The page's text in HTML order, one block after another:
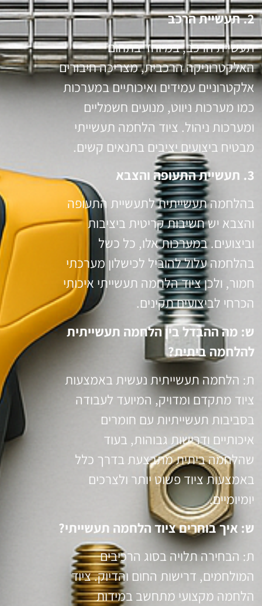
2. תעשיית הרכב
תעשיית הרכב, במיוחד בתחום
האלקטרוניקה הרכבית, מצריכה חיבורים
אלקטרוניים עמידים ואיכותיים במערכות
כמו מערכות ניווט, מנועים חשמליים
ומערכות ניהול. ציוד הלחמה תעשייתי
מבטיח ביצועים יציבים בתנאים קשים.
3. תעשיית התעופה והצבא
בהלחמה תעשייתית לתעשיית התעופה
והצבא יש חשיבות קריטית ביציבות
וביצועים. במערכות אלו, כל כשל
בהלחמה עלול להוביל לכישלון מערכתי
חמור, ולכן ציוד הלחמה תעשייתי איכותי
הכרחי לביצועים תקינים.
ש: מה ההבדל בין הלחמה תעשייתית
להלחמה ביתית?
ת: הלחמה תעשייתית נעשית באמצעות
ציוד מתקדם ומדויק, המיועד לעבודה
בסביבות תעשייתיות עם חומרים
איכותיים ודרישות גבוהות, בעוד
שהלחמה ביתית מתבצעת בדרך כלל
באמצעות ציוד פשוט יותר ולצרכים
יומיומיים.
ש: איך בוחרים ציוד הלחמה תעשייתי?
ת: הבחירה תלויה בסוג הרכיבים
המולחמים, דרישות החום והדיוק. ציוד
הלחמה מקצועי מתחשב במידות